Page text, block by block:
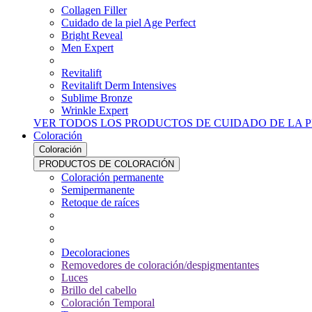
Collagen Filler
Cuidado de la piel Age Perfect
Bright Reveal
Men Expert
Revitalift
Revitalift Derm Intensives
Sublime Bronze
Wrinkle Expert
VER TODOS LOS PRODUCTOS DE CUIDADO DE LA
Coloración
Coloración
PRODUCTOS DE COLORACIÓN
Coloración permanente
Semipermanente
Retoque de raíces
Decoloraciones
Removedores de coloración/despigmentantes
Luces
Brillo del cabello
Coloración Temporal